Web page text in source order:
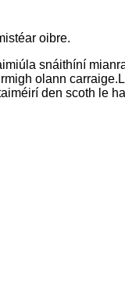
oibre.
snáithíní
olann
den scoth le